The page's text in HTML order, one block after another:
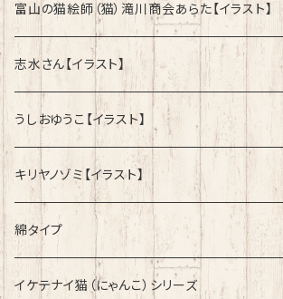
富山の猫絵師（猫）滝川商会あらた【イラスト】
志水さん【イラスト】
うしおゆうこ【イラスト】
キリヤノゾミ【イラスト】
綿タイプ
イケテナイ猫（にゃんこ）シリーズ